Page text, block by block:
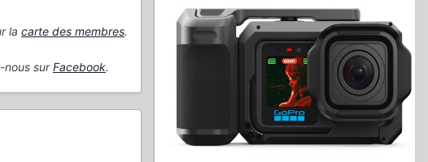
la carte des membres.
nous surFacebook.